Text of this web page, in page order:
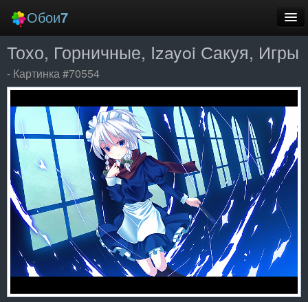
Обои7
Новые
Лучшие
Случайные
Заставки
Еще
Вход
Тохо, Горничные, Izayoi Сакуя, Игры
- Картинка #70554